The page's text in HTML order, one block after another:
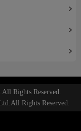
Rights Reserved.
Rights Reserved.